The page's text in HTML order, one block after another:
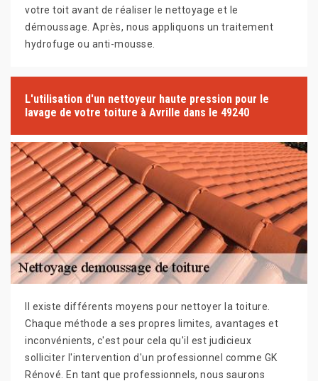
votre toit avant de réaliser le nettoyage et le
démoussage. Après, nous appliquons un traitement
hydrofuge ou anti-mousse.
L'utilisation d'un nettoyeur haute pression pour le
lavage de votre toiture à Avrille dans le 49240
Il existe différents moyens pour nettoyer la toiture.
Chaque méthode a ses propres limites, avantages et
inconvénients, c'est pour cela qu'il est judicieux
solliciter l'intervention d'un professionnel comme GK
Rénové. En tant que professionnels, nous saurons